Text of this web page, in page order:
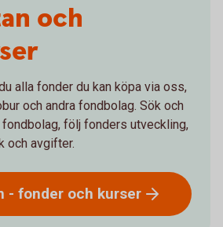
och
alla fonder du kan köpa via oss,
och andra fondbolag. Sök och
följ fonders utveckling,
och avgifter.
- fonder och kurser